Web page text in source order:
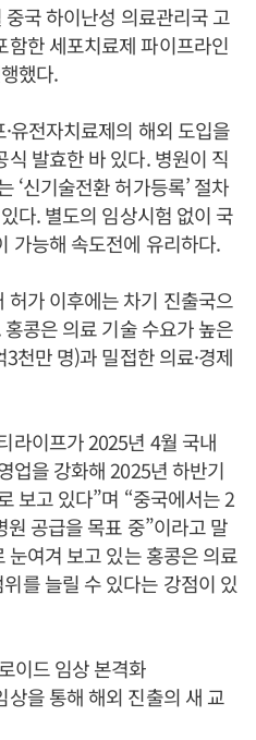
국 하이난성 의료관리국 고
한 세포치료제 파이프라인
했다.
유전자치료제의 해외 도입을
발효한 바 있다. 병원이 직
‘신기술전환 허가등록’ 절차
다. 별도의 임상시험 없이 국
가능해 속도전에 유리하다.
가 이후에는 차기 진출국으
콩은 의료 기술 수요가 높은
천만 명)과 밀접한 의료·경제
라이프가 2025년 4월 국내
업을 강화해 2025년 하반기
보고 있다”며 “중국에서는 2
공급을 목표 중”이라고 말
여겨 보고 있는 홍콩은 의료
를 늘릴 수 있다는 강점이 있
이드 임상 본격화
을 통해 해외 진출의 새 교